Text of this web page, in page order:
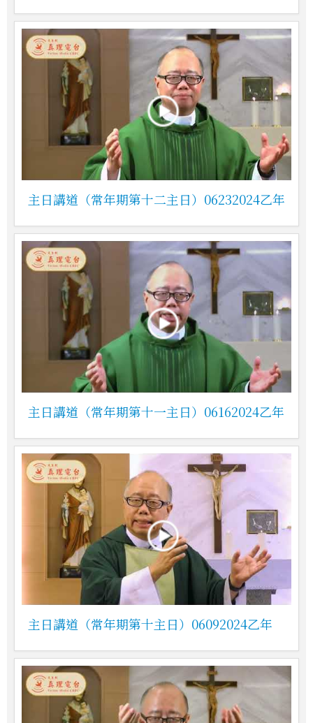
主日講道（常年期第十二主日）06232024乙年
主日講道（常年期第十一主日）06162024乙年
主日講道（常年期第十主日）06092024乙年